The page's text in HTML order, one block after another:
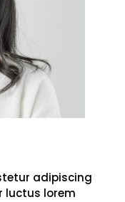
adipiscing
luctus lorem